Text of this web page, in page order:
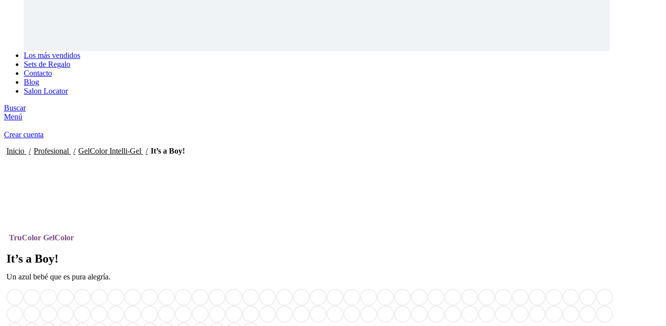
Los más vendidos
Sets de Regalo
Contacto
Blog
Salon Locator
Buscar
Menú
Crear cuenta
Inicio
Profesional GelColor Intelli-Gel It’s a Boy!
TruColor GelColor
It’s a Boy!
Un azul bebé que es pura alegría.